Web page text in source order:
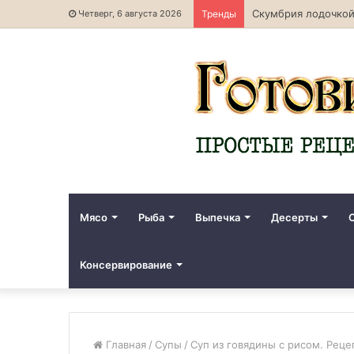
Четверг, 6 августа 2026 Тренды Скумбрия
Мясо Рыба Выпечка Десерты
Консервирование
Главная / Супы / Суп из говядины с рисом.